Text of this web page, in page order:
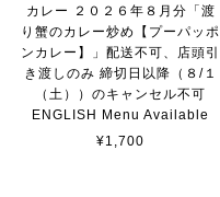
カレー ２０２６年８月分「渡
り蟹のカレー炒め【プーパッポ
ンカレー】」配送不可、店頭引
き渡しのみ 締切日以降（８/１
（土））のキャンセル不可
ENGLISH Menu Available
¥1,700